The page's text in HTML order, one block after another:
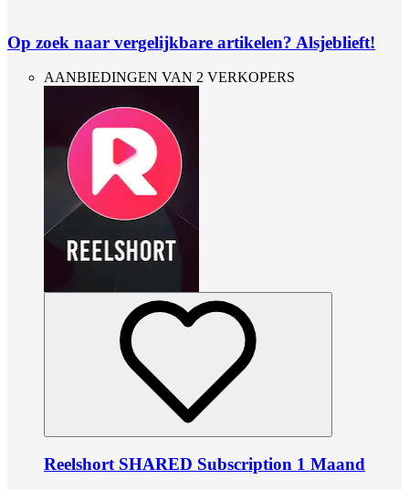
Op zoek naar vergelijkbare artikelen? Alsjeblieft!
AANBIEDINGEN VAN 2 VERKOPERS
Reelshort SHARED Subscription 1 Maand